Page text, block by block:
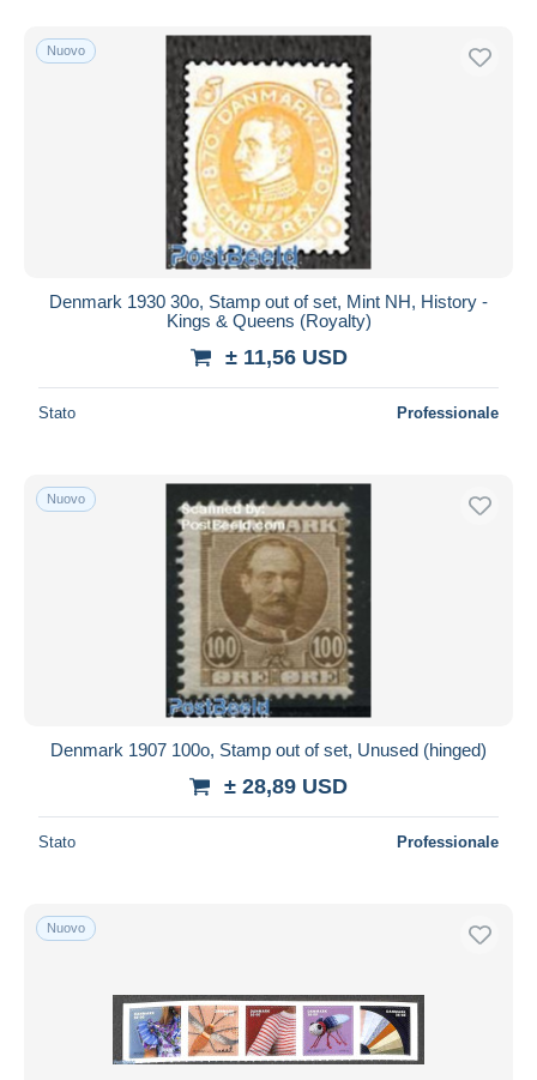
Nuovo
Denmark 1930 30o, Stamp out of set, Mint NH, History -
Kings & Queens (Royalty)
± 11,56 USD
Stato Professionale
Nuovo
Denmark 1907 100o, Stamp out of set, Unused (hinged)
± 28,89 USD
Stato Professionale
Nuovo